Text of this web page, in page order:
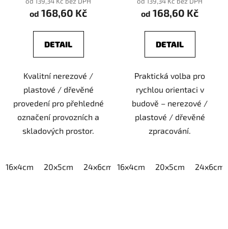
od 168,60 Kč
DETAIL
Kvalitní nerezové /
plastové / dřevěné
provedení pro přehledné
označení provozních a
skladových prostor.
16x4cm 20x5cm 24x6cm 30x7,5cm 40x10cm
od 168,60 Kč
DETAIL
Praktická volba pro
rychlou orientaci v
budově – nerezové /
plastové / dřevěné
zpracování.
16x4cm 20x5cm 24x6cm